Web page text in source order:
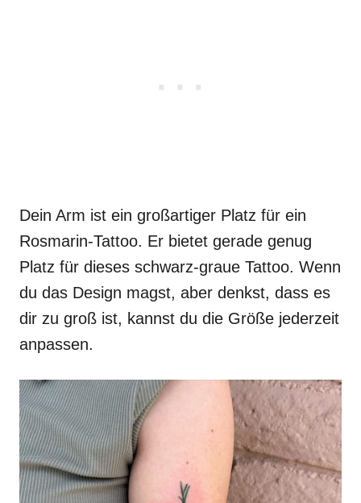
Dein Arm ist ein großartiger Platz für ein
Rosmarin-Tattoo. Er bietet gerade genug
Platz für dieses schwarz-graue Tattoo. Wenn
du das Design magst, aber denkst, dass es
dir zu groß ist, kannst du die Größe jederzeit
anpassen.